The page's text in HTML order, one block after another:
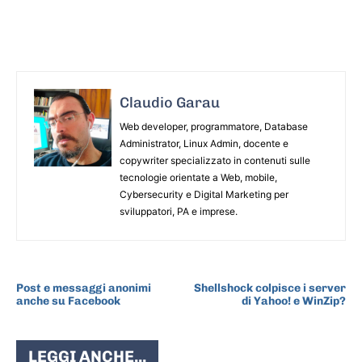
Claudio Garau
Web developer, programmatore, Database
Administrator, Linux Admin, docente e
copywriter specializzato in contenuti sulle
tecnologie orientate a Web, mobile,
Cybersecurity e Digital Marketing per
sviluppatori, PA e imprese.
Post e messaggi anonimi
anche su Facebook
Shellshock colpisce i server
di Yahoo! e WinZip?
LEGGI ANCHE...